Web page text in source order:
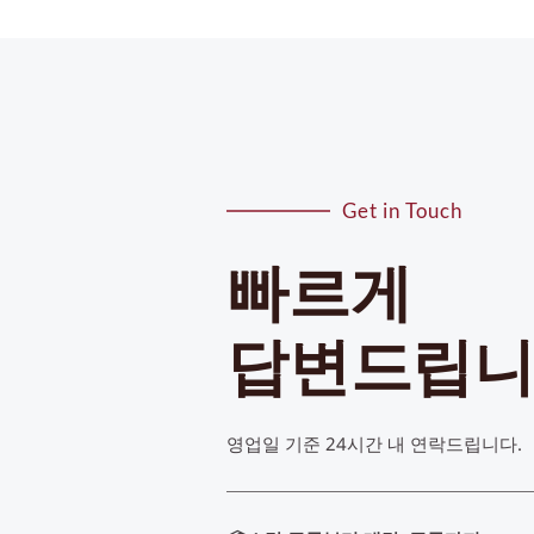
Get in Touch
빠르게
답변드립
영업일 기준 24시간 내 연락드립니다.